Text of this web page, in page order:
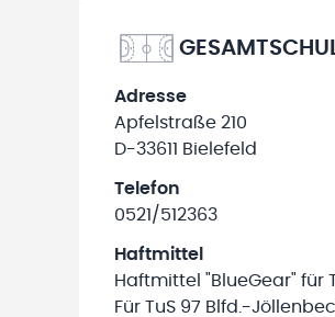
Adresse
Apfelstraße 210
D-33611 Bielefeld
Telefon
0521/512363
Haftmittel
Haftmittel "BlueGear" für
Für TuS 97 Blfd.-